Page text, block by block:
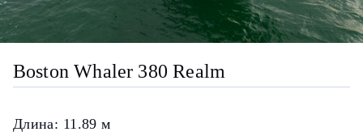
Boston Whaler 380 Realm
Длина: 11.89 м